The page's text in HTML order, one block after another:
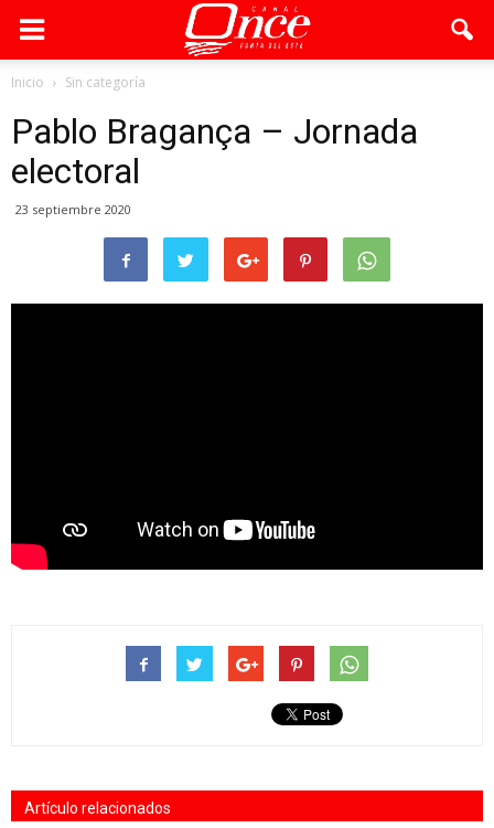
Inicio Sin categoría
Pablo Bragança – Jornada
electoral
23 septiembre 2020
Artículo relacionados